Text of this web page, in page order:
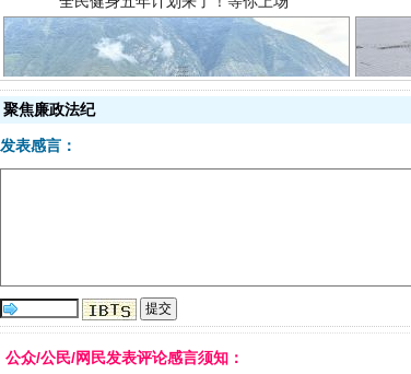
阿坝州三大球赛在茂县开幕
聚焦廉政法纪
发表感言：
公众/公民/网民发表评论感言须知：